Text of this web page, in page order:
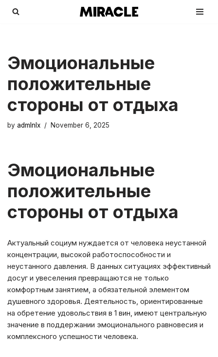
Эмоциональные
положительные
стороны от отдыха
by admlnlx November 6, 2025
Эмоциональные
положительные
стороны от отдыха
Актуальный социум нуждается от человека неустанной
концентрации, высокой работоспособности и
неустанного давления. В данных ситуациях эффективный
досуг и увеселения превращаются не только
комфортным занятием, а обязательной элементом
душевного здоровья. Деятельность, ориентированные
на обретение удовольствия в 1 вин, имеют центральную
значение в поддержании эмоционального равновесия и
комплексного успешности человека.